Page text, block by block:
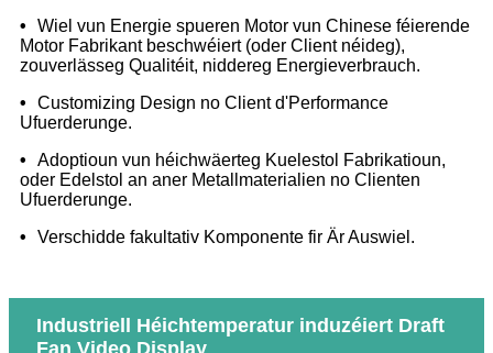
•
Wiel vun Energie spueren Motor vun Chinese féierende
Motor Fabrikant beschwéiert (oder Client néideg),
zouverlässeg Qualitéit, niddereg Energieverbrauch.
•
Customizing Design no Client d'Performance
Ufuerderunge.
•
Adoptioun vun héichwäerteg Kuelestol Fabrikatioun,
oder Edelstol an aner Metallmaterialien no Clienten
Ufuerderunge.
•
Verschidde fakultativ Komponente fir Är Auswiel.
Industriell Héichtemperatur induzéiert Draft